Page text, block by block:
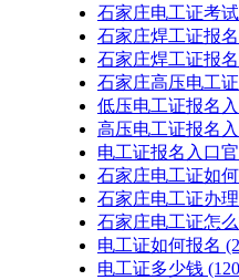
石家庄电工证考试
石家庄焊工证报名
石家庄焊工证报
石家庄高压电工证
低压电工证报名
高压电工证报名
电工证报名入口
石家庄电工证如
石家庄电工证办理
石家庄电工证怎
电工证如何报名
电工证多少钱